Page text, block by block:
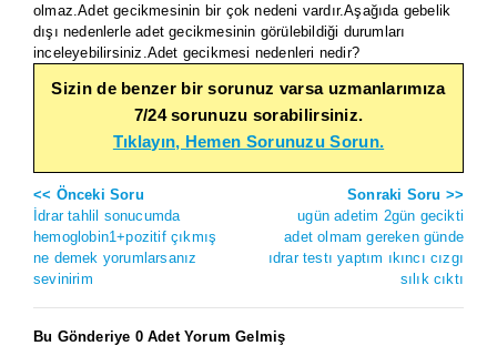
olmaz.Adet gecikmesinin bir çok nedeni vardır.Aşağıda gebelik
dışı nedenlerle adet gecikmesinin görülebildiği durumları
inceleyebilirsiniz.Adet gecikmesi nedenleri nedir?
Sizin de benzer bir sorunuz varsa uzmanlarımıza
7/24 sorunuzu sorabilirsiniz.
Tıklayın, Hemen Sorunuzu Sorun.
<< Önceki Soru
İdrar tahlil sonucumda
hemoglobin1+pozitif çıkmış
ne demek yorumlarsanız
sevinirim
Sonraki Soru >>
ugün adetim 2gün gecikti
adet olmam gereken günde
ıdrar testı yaptım ıkıncı cızgı
sılık cıktı
Bu Gönderiye 0 Adet Yorum Gelmiş